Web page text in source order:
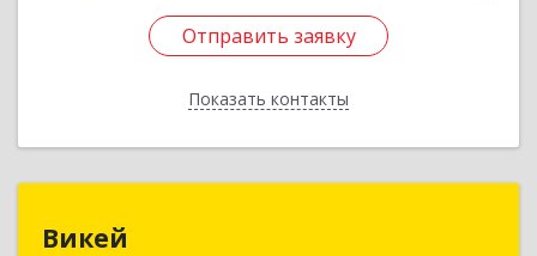
Отправить заявку
Показать контакты
Отправить заявку
Назад
Викей